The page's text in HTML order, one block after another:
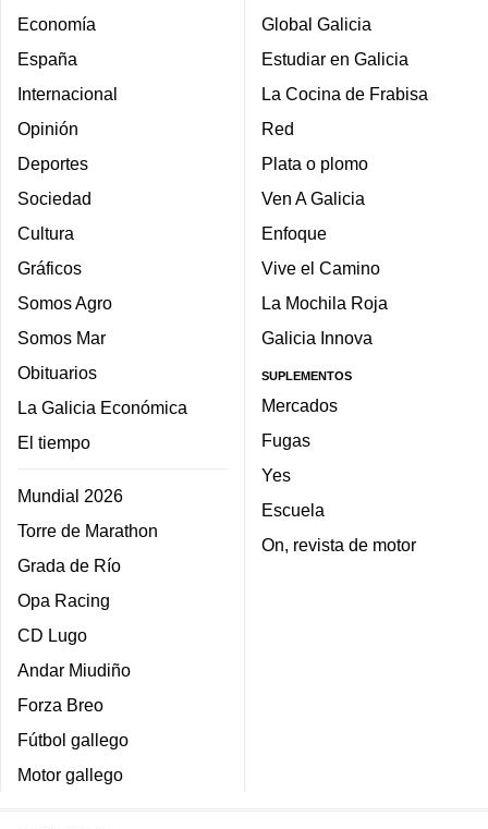
Economía
España
Internacional
Opinión
Deportes
Sociedad
Cultura
Gráficos
Somos Agro
Somos Mar
Obituarios
La Galicia Económica
El tiempo
Mundial 2026
Torre de Marathon
Grada de Río
Opa Racing
CD Lugo
Andar Miudiño
Forza Breo
Fútbol gallego
Motor gallego
Global Galicia
Estudiar en Galicia
La Cocina de Frabisa
Red
Plata o plomo
Ven A Galicia
Enfoque
Vive el Camino
La Mochila Roja
Galicia Innova
SUPLEMENTOS
Mercados
Fugas
Yes
Escuela
On, revista de motor